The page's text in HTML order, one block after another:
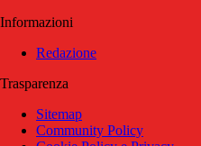
Informazioni
Redazione
Trasparenza
Sitemap
Community Policy